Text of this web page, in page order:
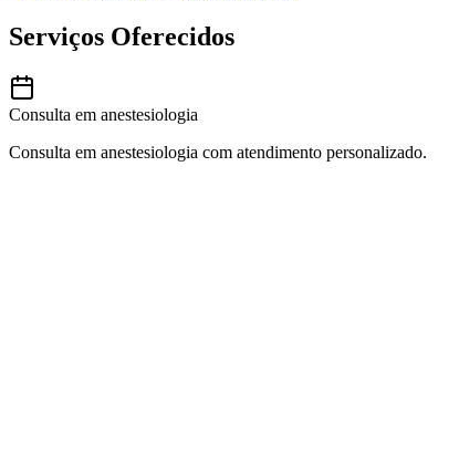
Serviços Oferecidos
Consulta em anestesiologia
Consulta em anestesiologia com atendimento personalizado.